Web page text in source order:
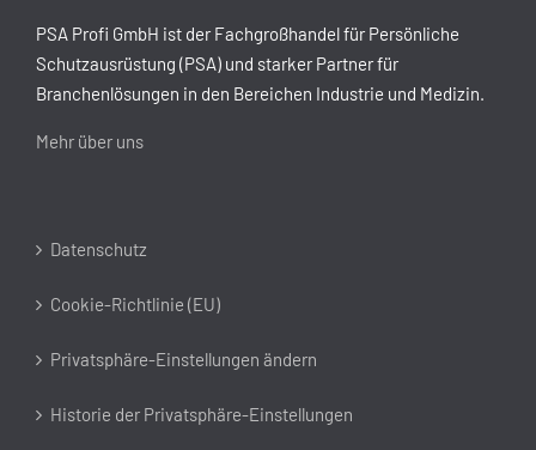
PSA Profi GmbH ist der Fachgroßhandel für Persönliche
Schutzausrüstung (PSA) und starker Partner für
Branchenlösungen in den Bereichen Industrie und Medizin.
Mehr über uns
Datenschutz
Cookie-Richtlinie (EU)
Privatsphäre-Einstellungen ändern
Historie der Privatsphäre-Einstellungen